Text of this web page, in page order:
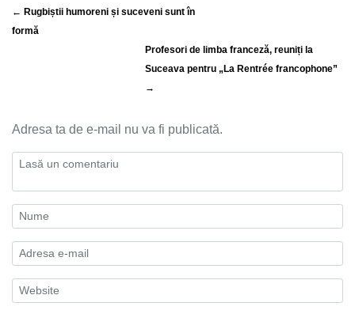
← Rugbiștii humoreni și suceveni sunt în
formă
Profesori de limba franceză, reuniți la
Suceava pentru „La Rentrée francophone”
→
Adresa ta de e-mail nu va fi publicată.